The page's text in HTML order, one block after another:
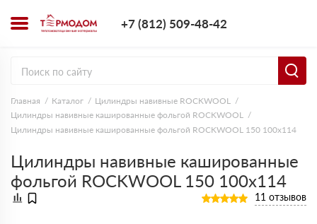
+7 (812) 509-48-42
Главная Каталог
Цилиндры навивные ROCKWOOL
Цилиндры навивные кашированные фольгой ROCKWOOL
Цилиндры навивные кашированные фольгой ROCKWOOL 150 100х114
Цилиндры навивные кашированные
фольгой ROCKWOOL 150 100х114
11 отзывов